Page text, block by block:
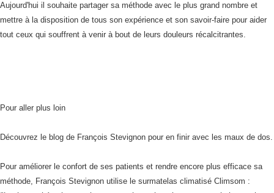
Aujourd'hui il souhaite partager sa méthode avec le plus grand nombre et
mettre à la disposition de tous son expérience et son savoir-faire pour aider
tout ceux qui souffrent à venir à bout de leurs douleurs récalcitrantes.
Pour aller plus loin
Découvrez le blog de François Stevignon pour en finir avec les maux de dos.
Pour améliorer le confort de ses patients et rendre encore plus efficace sa
méthode, François Stevignon utilise le surmatelas climatisé Climsom :